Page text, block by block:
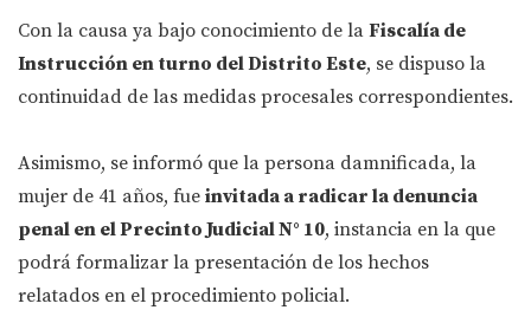
Con la causa ya bajo conocimiento de la Fiscalía de
Instrucción en turno del Distrito Este, se dispuso la
continuidad de las medidas procesales correspondientes.
Asimismo, se informó que la persona damnificada, la
mujer de 41 años, fue invitada a radicar la denuncia
penal en el Precinto Judicial N° 10, instancia en la que
podrá formalizar la presentación de los hechos
relatados en el procedimiento policial.